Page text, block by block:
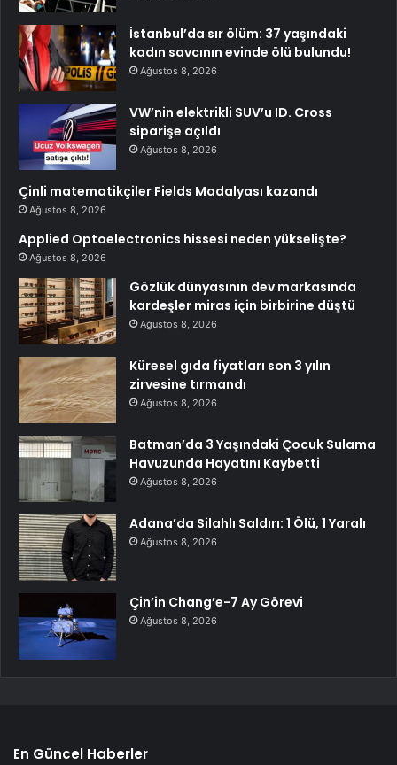
İstanbul’da sır ölüm: 37 yaşındaki
kadın savcının evinde ölü bulundu!
Ağustos 8, 2026
VW’nin elektrikli SUV’u ID. Cross
siparişe açıldı
Ağustos 8, 2026
Çinli matematikçiler Fields Madalyası kazandı
Ağustos 8, 2026
Applied Optoelectronics hissesi neden yükselişte?
Ağustos 8, 2026
Gözlük dünyasının dev markasında
kardeşler miras için birbirine düştü
Ağustos 8, 2026
Küresel gıda fiyatları son 3 yılın
zirvesine tırmandı
Ağustos 8, 2026
Batman’da 3 Yaşındaki Çocuk Sulama
Havuzunda Hayatını Kaybetti
Ağustos 8, 2026
Adana’da Silahlı Saldırı: 1 Ölü, 1 Yaralı
Ağustos 8, 2026
Çin’in Chang’e-7 Ay Görevi
Ağustos 8, 2026
En Güncel Haberler